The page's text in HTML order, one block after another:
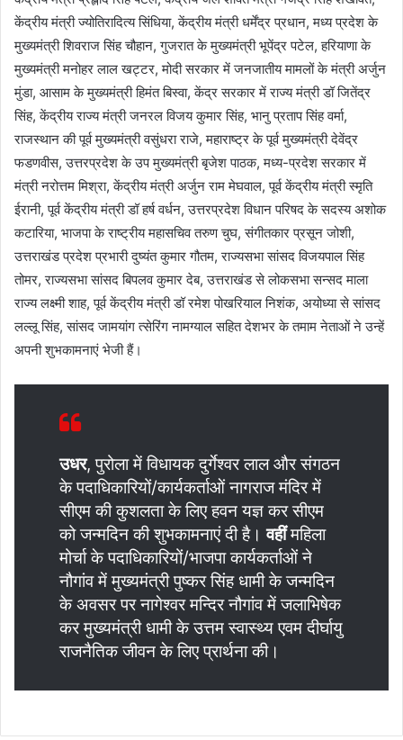
केंद्रीय मंत्री ज्योतिरादित्य सिंधिया, केंद्रीय मंत्री धर्मेंद्र प्रधान, मध्य प्रदेश के
मुख्यमंत्री शिवराज सिंह चौहान, गुजरात के मुख्यमंत्री भूपेंद्र पटेल, हरियाणा के
मुख्यमंत्री मनोहर लाल खट्टर, मोदी सरकार में जनजातीय मामलों के मंत्री अर्जुन
मुंडा, आसाम के मुख्यमंत्री हिमंत बिस्वा, केंद्र सरकार में राज्य मंत्री डॉ जितेंद्र
सिंह, केंद्रीय राज्य मंत्री जनरल विजय कुमार सिंह, भानु प्रताप सिंह वर्मा,
राजस्थान की पूर्व मुख्यमंत्री वसुंधरा राजे, महाराष्ट्र के पूर्व मुख्यमंत्री देवेंद्र
फडणवीस, उत्तरप्रदेश के उप मुख्यमंत्री बृजेश पाठक, मध्य-प्रदेश सरकार में
मंत्री नरोत्तम मिश्रा, केंद्रीय मंत्री अर्जुन राम मेघवाल, पूर्व केंद्रीय मंत्री स्मृति
ईरानी, पूर्व केंद्रीय मंत्री डॉ हर्ष वर्धन, उत्तरप्रदेश विधान परिषद के सदस्य अशोक
कटारिया, भाजपा के राष्ट्रीय महासचिव तरुण चुघ, संगीतकार प्रसून जोशी,
उत्तराखंड प्रदेश प्रभारी दुष्यंत कुमार गौतम, राज्यसभा सांसद विजयपाल सिंह
तोमर, राज्यसभा सांसद बिपलव कुमार देब, उत्तराखंड से लोकसभा सन्सद माला
राज्य लक्ष्मी शाह, पूर्व केंद्रीय मंत्री डॉ रमेश पोखरियाल निशंक, अयोध्या से सांसद
लल्लू सिंह, सांसद जामयांग त्सेरिंग नामग्याल सहित देशभर के तमाम नेताओं ने उन्हें
अपनी शुभकामनाएं भेजी हैं।
उधर, पुरोला में विधायक दुर्गेश्वर लाल और संगठन
के पदाधिकारियों/कार्यकर्ताओं नागराज मंदिर में
सीएम की कुशलता के लिए हवन यज्ञ कर सीएम
को जन्मदिन की शुभकामनाएं दी है।वहींमहिला
मोर्चा के पदाधिकारियों/भाजपा कार्यकर्ताओं ने
नौगांव में मुख्यमंत्री पुष्कर सिंह धामी के जन्मदिन
के अवसर पर नागेश्वर मन्दिर नौगांव में जलाभिषेक
कर मुख्यमंत्री धामी के उत्तम स्वास्थ्य एवम दीर्घायु
राजनैतिक जीवन के लिए प्रार्थना की।